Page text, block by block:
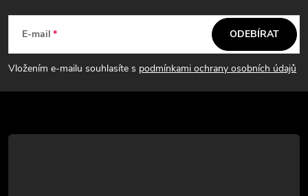
p
a
t
E-mail
Vložením e-mailu souhlasíte s podmínkami ochrany osobních údajů
ODEBÍRAT